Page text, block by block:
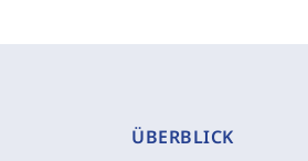
ÜBERBLICK